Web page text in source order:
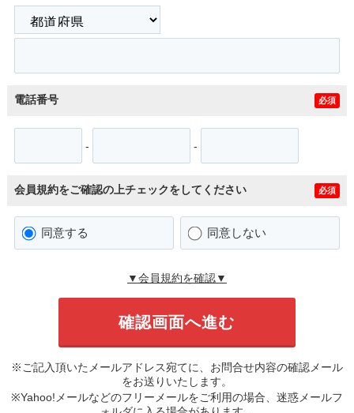
電話番号 必須
- -
会員規約をご確認の上チェックをしてください 必須
同意する 同意しない
▼会員規約を確認▼
※ご記入頂いたメールアドレス宛てに、お問合せ内容の確認メール
をお送りいたします。
※Yahoo!メールなどのフリーメールをご利用の場合、迷惑メールフ